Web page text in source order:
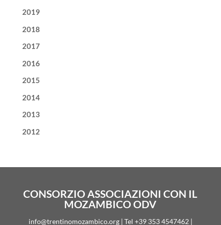
2019
2018
2017
2016
2015
2014
2013
2012
CONSORZIO ASSOCIAZIONI CON IL
MOZAMBICO ODV
info@trentinomozambico.org | Tel +39 353 4547462 |